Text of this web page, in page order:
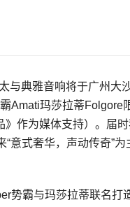
与典雅音响将于广州 大
Amati玛莎拉蒂Folgore
作为媒体支持）。届
意式奢华，声动传奇”
势霸与玛莎拉蒂联名打